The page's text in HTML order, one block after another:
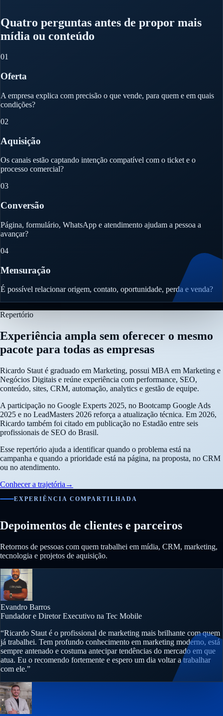
Quatro perguntas antes de propor mais
mídia ou conteúdo
01
Oferta
A empresa explica com precisão o que vende, para quem e em quais
condições?
02
Aquisição
Os canais estão captando intenção compatível com o ticket e o
processo comercial?
03
Conversão
Página, formulário, WhatsApp e atendimento ajudam a pessoa a
avançar?
04
Mensuração
É possível relacionar origem, contato, oportunidade, perda e venda?
Repertório
Experiência ampla sem oferecer o mesmo
pacote para todas as empresas
Ricardo Staut é graduado em Marketing, possui MBA em Marketing e
Negócios Digitais e reúne experiência com performance, SEO,
conteúdo, sites, CRM, automação, analytics e gestão de equipe.
A participação no Google Experts 2025, no Bootcamp Google Ads
2025 e no LeadMasters 2026 reforça a atualização técnica. Em 2026,
Ricardo também foi citado em publicação no Estadão entre seis
profissionais de SEO do Brasil.
Esse repertório ajuda a identificar quando o problema está na
campanha e quando a prioridade está na página, na proposta, no CRM
ou no atendimento.
Conhecer a trajetória →
EXPERIÊNCIA COMPARTILHADA
Depoimentos de clientes e parceiros
Retornos de pessoas com quem trabalhei em mídia, CRM, marketing,
tecnologia e projetos de aquisição.
Evandro Barros
Fundador e Diretor Executivo na Tec Mobile
“Ricardo Staut é o profissional de marketing mais brilhante com quem
já trabalhei. Tem profundo conhecimento em marketing moderno, está
sempre antenado e costuma antecipar tendências do mercado em que
atua. Eu o recomendo fortemente e espero um dia voltar a trabalhar
com ele.”